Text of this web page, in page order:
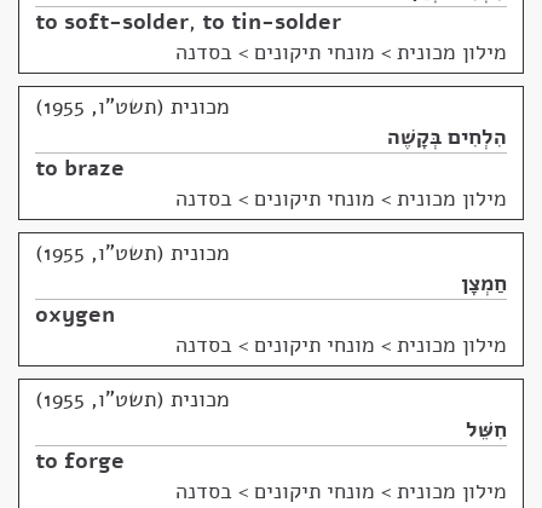
to soft-solder, to tin-solder
מילון מכונית > מונחי תיקונים > בסדנה
מכונית (תשט"ו, 1955)
הִלְחִים בְּקָשֶׁה
to braze
מילון מכונית > מונחי תיקונים > בסדנה
מכונית (תשט"ו, 1955)
חַמְצָן
oxygen
מילון מכונית > מונחי תיקונים > בסדנה
מכונית (תשט"ו, 1955)
חִשֵּׁל
to forge
מילון מכונית > מונחי תיקונים > בסדנה